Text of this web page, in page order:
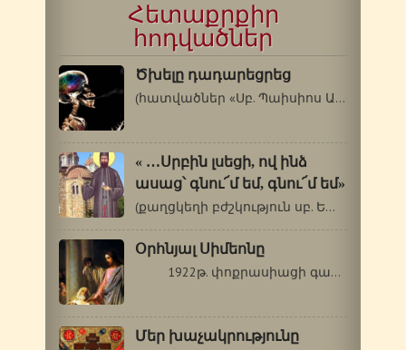
Հետաքրքիր
հոդվածներ
Ծխելը դադարեցրեց
(հատվածներ «Սբ. Պաիսիոս Աթոսացու…
« …Սրբին լսեցի, ով ինձ
ասաց՝ գնու՜մ եմ, գնու՜մ եմ»
(քաղցկեղի բժշկություն սբ. Եփրեմի…
Օրհնյալ Սիմեոնը
1922թ. փոքրասիացի գաղթականների…
Մեր խաչակրությունը